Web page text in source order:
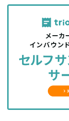
記
を
シ
ェ
る